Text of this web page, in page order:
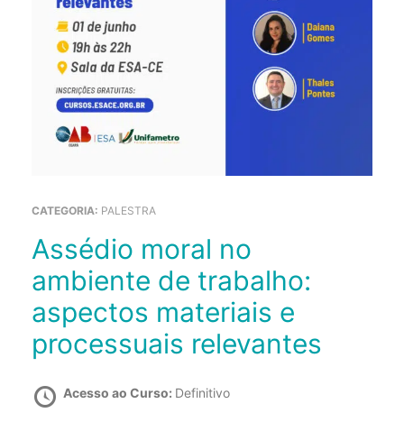
CATEGORIA: PALESTRA
Assédio moral no
ambiente de trabalho:
aspectos materiais e
processuais relevantes
Acesso ao Curso: Definitivo